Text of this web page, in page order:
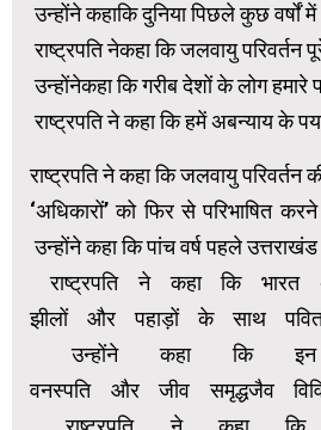
उन्होंने कहाकि दुनिया पिछले कुछ
राष्ट्रपति नेकहा कि जलवायु परिवर्तन
उन्होंनेकहा कि गरीब देशों के लोग
राष्ट्रपति ने कहा कि हमें अबन्याय के
राष्ट्रपति ने कहा कि जलवायु परिवर्तन
‘अधिकारों’ को फिर से परिभाषित
उन्होंने कहा कि पांच वर्ष पहले
राष्ट्रपति ने कहा कि भारत
झीलों और पहाड़ों के साथ
उन्होंने कहा कि इन
वनस्पति और जीव समृद्धजैव